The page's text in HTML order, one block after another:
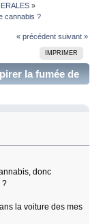
»
cannabis ?
« précédent suivant »
IMPRIMER
la fumée de
donc
?
la voiture des mes